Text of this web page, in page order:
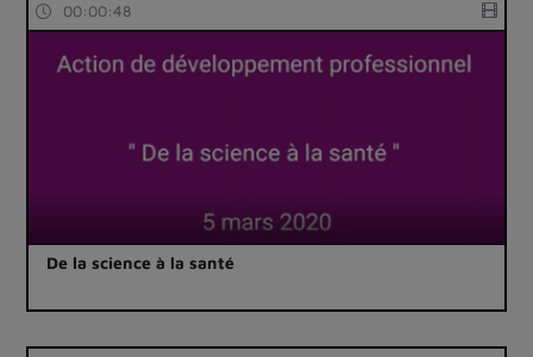
00:00:48
De la science à la santé